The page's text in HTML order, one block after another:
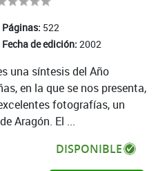
Páginas: 522
Fecha de edición: 2002
DISPONIBLE
una síntesis del Año
en la que se nos presenta,
fotografías, un
Aragón. El ...